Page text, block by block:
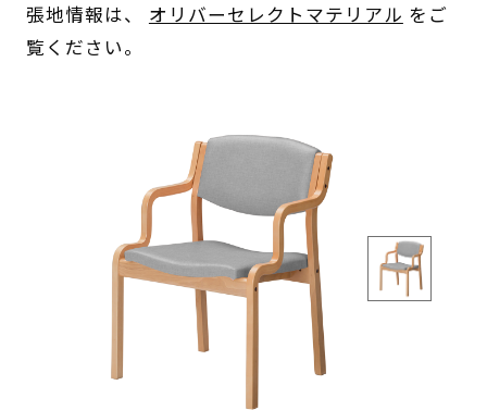
張地情報は、 オリバーセレクトマテリアル をご
覧ください。